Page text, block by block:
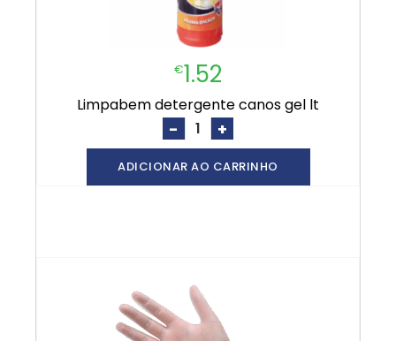
€1.52
limpabem detergente canos gel lt
- +
ADICIONAR AO CARRINHO